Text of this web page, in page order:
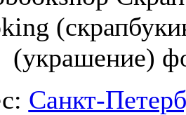
(украшение)
Санкт-